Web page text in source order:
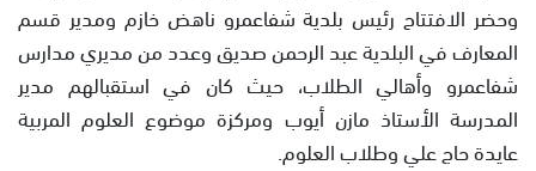
وحضر الافتتاح رئيس بلدية شفاعمرو ناهض خازم ومدير قسم
المعارف في البلدية عبد الرحمن صديق وعدد من مديري مدارس
شفاعمرو وأهالي الطلاب، حيث كان في استقبالهم مدير
المدرسة الأستاذ مازن أيوب ومركزة موضوع العلوم المربية
عايدة حاج علي وطلاب العلوم.